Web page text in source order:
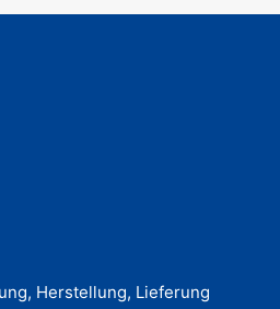
Herstellung, Lieferung